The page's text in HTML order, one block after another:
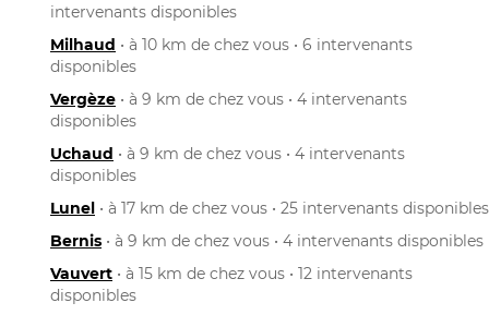
intervenants disponibles
Milhaud • à 10 km de chez vous • 6 intervenants
disponibles
Vergèze • à 9 km de chez vous • 4 intervenants
disponibles
Uchaud • à 9 km de chez vous • 4 intervenants
disponibles
Lunel • à 17 km de chez vous • 25 intervenants disponibles
Bernis • à 9 km de chez vous • 4 intervenants disponibles
Vauvert • à 15 km de chez vous • 12 intervenants
disponibles